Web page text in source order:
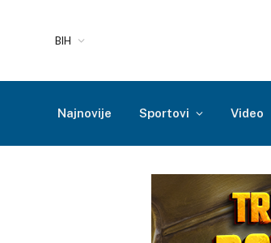
BIH
Najnovije Sportovi Video